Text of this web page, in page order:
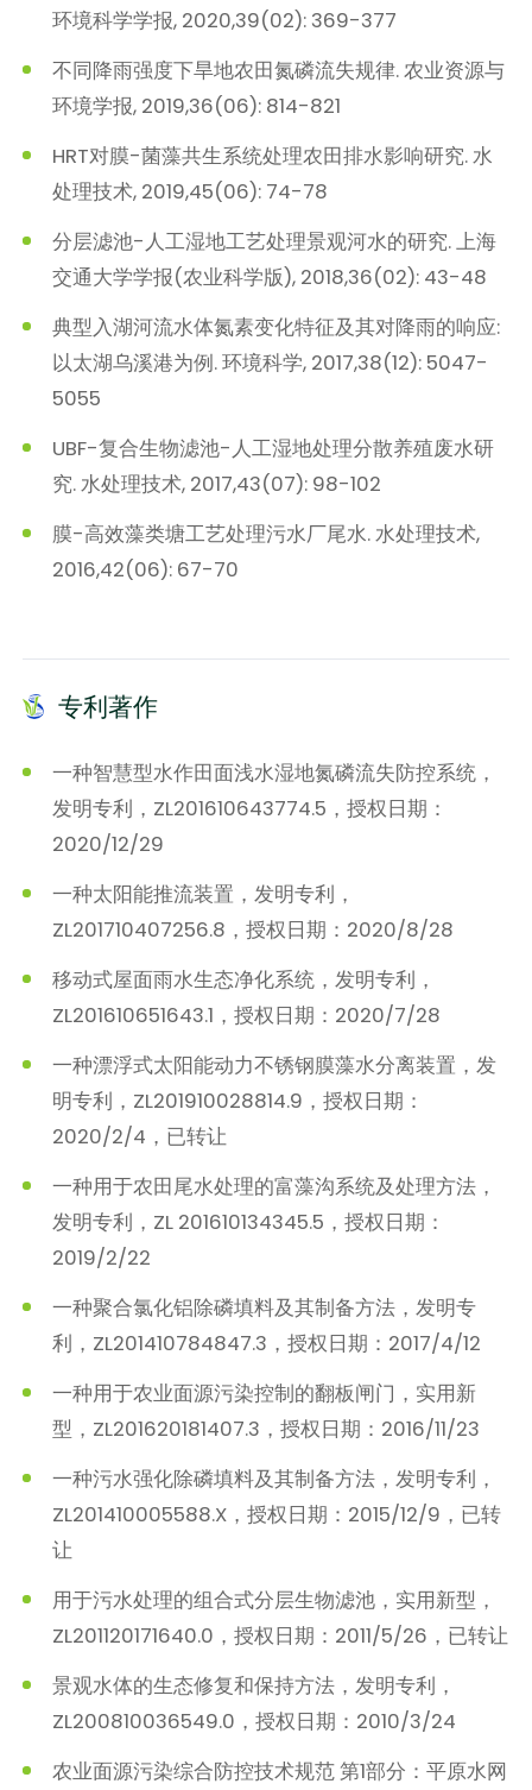
环境科学学报, 2020,39(02): 369-377
不同降雨强度下旱地农田氮磷流失规律. 农业资源与
环境学报, 2019,36(06): 814-821
HRT对膜-菌藻共生系统处理农田排水影响研究. 水
处理技术, 2019,45(06): 74-78
分层滤池-人工湿地工艺处理景观河水的研究. 上海
交通大学学报(农业科学版), 2018,36(02): 43-48
典型入湖河流水体氮素变化特征及其对降雨的响应:
以太湖乌溪港为例. 环境科学, 2017,38(12): 5047-
5055
UBF-复合生物滤池-人工湿地处理分散养殖废水研
究. 水处理技术, 2017,43(07): 98-102
膜-高效藻类塘工艺处理污水厂尾水. 水处理技术,
2016,42(06): 67-70
专利著作
一种智慧型水作田面浅水湿地氮磷流失防控系统，
发明专利，ZL201610643774.5，授权日期：
2020/12/29
一种太阳能推流装置，发明专利，
ZL201710407256.8，授权日期：2020/8/28
移动式屋面雨水生态净化系统，发明专利，
ZL201610651643.1，授权日期：2020/7/28
一种漂浮式太阳能动力不锈钢膜藻水分离装置，发
明专利，ZL201910028814.9，授权日期：
2020/2/4，已转让
一种用于农田尾水处理的富藻沟系统及处理方法，
发明专利，ZL 201610134345.5，授权日期：
2019/2/22
一种聚合氯化铝除磷填料及其制备方法，发明专
利，ZL201410784847.3，授权日期：2017/4/12
一种用于农业面源污染控制的翻板闸门，实用新
型，ZL201620181407.3，授权日期：2016/11/23
一种污水强化除磷填料及其制备方法，发明专利，
ZL201410005588.X，授权日期：2015/12/9，已转
让
用于污水处理的组合式分层生物滤池，实用新型，
ZL201120171640.0，授权日期：2011/5/26，已转让
景观水体的生态修复和保持方法，发明专利，
ZL200810036549.0，授权日期：2010/3/24
农业面源污染综合防控技术规范 第1部分：平原水网